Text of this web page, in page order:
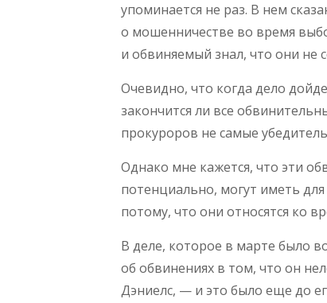
упоминается не раз. В нем
о мошенничестве во время
и обвиняемый знал, что они не
Очевидно, что когда дело
закончится ли все
прокуроров не самые
Однако мне кажется, что эти
потенциально, могут иметь
потому, что они относятся ко
В деле, которое в марте было
об обвинениях в том, что он
Дэниелс, — и это было еще до